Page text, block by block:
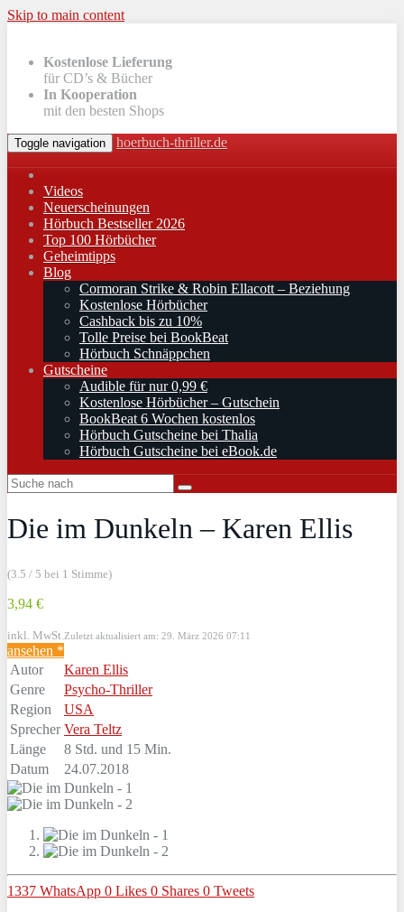
Skip to main content
Kostenlose Lieferung
für CD’s & Bücher
In Kooperation
mit den besten Shops
Toggle navigation hoerbuch-thriller.de
Videos
Neuerscheinungen
Hörbuch Bestseller 2026
Top 100 Hörbücher
Geheimtipps
Blog
Cormoran Strike & Robin Ellacott – Beziehung
Kostenlose Hörbücher
Cashback bis zu 10%
Tolle Preise bei BookBeat
Hörbuch Schnäppchen
Gutscheine
Audible für nur 0,99 €
Kostenlose Hörbücher – Gutschein
BookBeat 6 Wochen kostenlos
Hörbuch Gutscheine bei Thalia
Hörbuch Gutscheine bei eBook.de
Die im Dunkeln – Karen Ellis
(3.5 / 5 bei 1 Stimme)
3,94 €
inkl. MwSt. Zuletzt aktualisiert am: 29. März 2026 07:11
ansehen *
Autor
Karen Ellis
Genre
Psycho-Thriller
Region
USA
Sprecher Vera Teltz
Länge
8 Std. und 15 Min.
Datum
24.07.2018
1337 WhatsApp 0 Likes 0 Shares 0 Tweets